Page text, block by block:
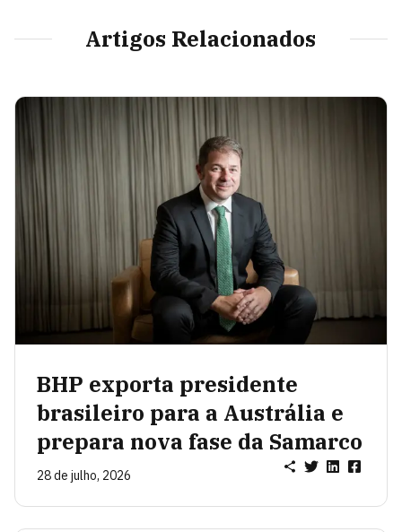
Artigos Relacionados
BHP exporta presidente
brasileiro para a Austrália e
prepara nova fase da Samarco
28 de julho, 2026